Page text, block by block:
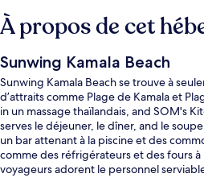
À propos de cet
Sunwing Kamala Beach
Sunwing Kamala Beach se trouve à
d’attraits comme Plage de Kamala et
in un massage thaïlandais, and SOM's
serves le déjeuner, le dîner, and le
un bar attenant à la piscine et des
comme des réfrigérateurs et des fours
voyageurs adorent le personnel